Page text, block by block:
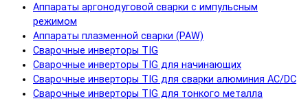
Аппараты аргонодуговой сварки с импульсным
режимом
Аппараты плазменной сварки (PAW)
Сварочные инверторы TIG
Сварочные инверторы TIG для начинающих
Сварочные инверторы TIG для сварки алюминия AC/DC
Сварочные инверторы TIG для тонкого металла